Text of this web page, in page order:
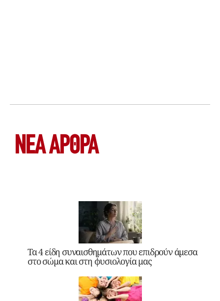
ΝΕΑ ΆΡΘΡΑ
Τα 4 είδη συναισθημάτων που επιδρούν άμεσα
στο σώμα και στη φυσιολογία μας